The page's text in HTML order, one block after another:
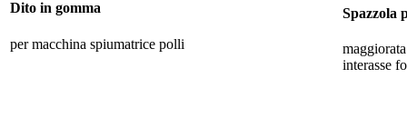
Dito in gomma
per macchina spiumatrice polli
Spazzola
interasse